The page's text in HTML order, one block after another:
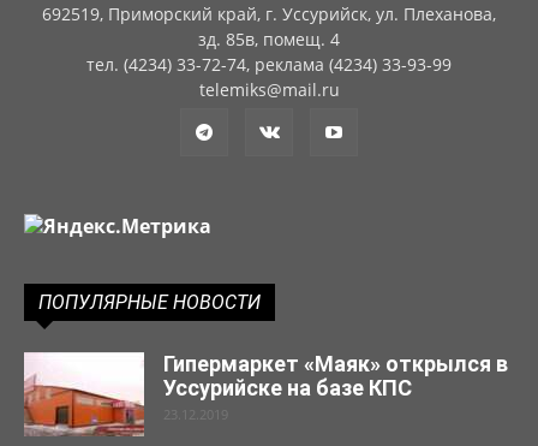
692519, Приморский край, г. Уссурийск, ул. Плеханова,
зд. 85в, помещ. 4
тел. (4234) 33-72-74, реклама (4234) 33-93-99
telemiks@mail.ru
ПОПУЛЯРНЫЕ НОВОСТИ
Гипермаркет «Маяк» открылся в
Уссурийске на базе КПС
23.12.2019